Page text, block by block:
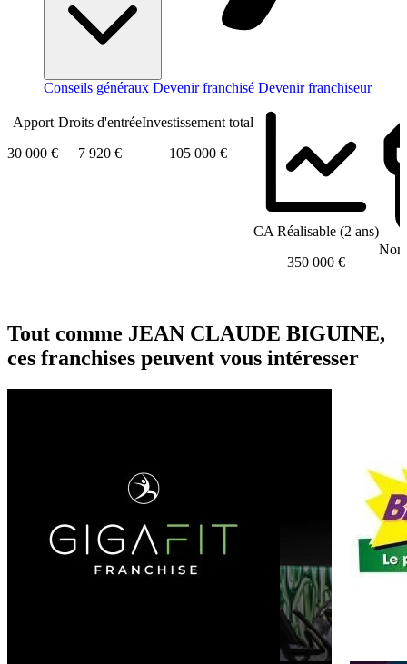
Conseils généraux Devenir franchisé Devenir franchiseur
Apport
30 000 €
Droits d'entrée
7 920 €
Investissement total
105 000 €
CA Réalisable (2 ans)
350 000 €
Tout comme JEAN CLAUDE BIGUINE,
ces franchises peuvent vous intéresser